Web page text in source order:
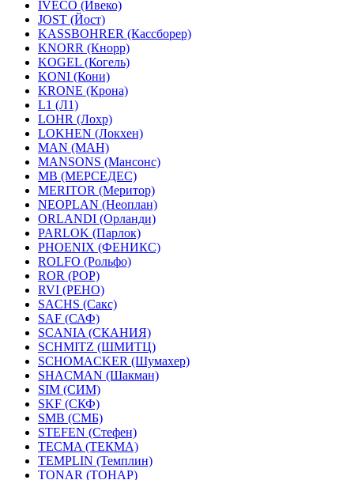
IVECO (Ивеко)
JOST (Йост)
KASSBOHRER (Касcборер)
KNORR (Кнорр)
KOGEL (Когель)
KONI (Кони)
KRONE (Крона)
L1 (Л1)
LOHR (Лохр)
LOKHEN (Локхен)
MAN (МАН)
MANSONS (Мансонс)
MB (МЕРСЕДЕС)
MERITOR (Меритор)
NEOPLAN (Неоплан)
ORLANDI (Орланди)
PARLOK (Парлок)
PHOENIX (ФЕНИКС)
ROLFO (Рольфо)
ROR (РОР)
RVI (РЕНО)
SACHS (Сакс)
SAF (САФ)
SCANIA (СКАНИЯ)
SCHMITZ (ШМИТЦ)
SCHOMACKER (Шумахер)
SHACMAN (Шакман)
SIM (СИМ)
SKF (СКФ)
SMB (СМБ)
STEFEN (Стефен)
TECMA (ТЕКМА)
TEMPLIN (Темплин)
TONAR (ТОНАР)